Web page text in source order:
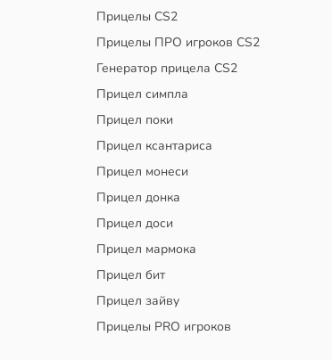
Прицелы CS2
Прицелы ПРО игроков CS2
Генератор прицела CS2
Прицел симпла
Прицел поки
Прицел ксантариса
Прицел монеси
Прицел донка
Прицел доси
Прицел мармока
Прицел бит
Прицел зайву
Прицелы PRO игроков